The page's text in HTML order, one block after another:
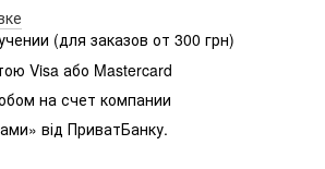
(для заказов от 300 грн)
Visa або Mastercard
на счет компании
від ПриватБанку.